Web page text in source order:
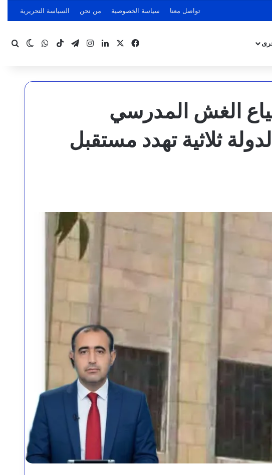
تواصل معنا سياسة الخصوصية من نحن السياسة التحريرية
فيسبوك لينكدإنانستقرام
تيلقرام ‫TikTokواتسابالوضع
الغش المدرسي
ثلاثية تهدد مستقبل